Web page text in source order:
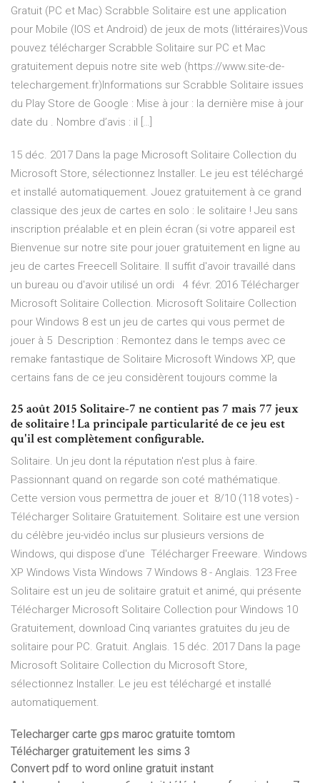
Gratuit (PC et Mac) Scrabble Solitaire est une application
pour Mobile (IOS et Android) de jeux de mots (littéraires)Vous
pouvez télécharger Scrabble Solitaire sur PC et Mac
gratuitement depuis notre site web (https://www.site-de-
telechargement.fr)Informations sur Scrabble Solitaire issues
du Play Store de Google : Mise à jour : la dernière mise à jour
date du . Nombre d’avis : il […]
15 déc. 2017 Dans la page Microsoft Solitaire Collection du
Microsoft Store, sélectionnez Installer. Le jeu est téléchargé
et installé automatiquement. Jouez gratuitement à ce grand
classique des jeux de cartes en solo : le solitaire ! Jeu sans
inscription préalable et en plein écran (si votre appareil est
Bienvenue sur notre site pour jouer gratuitement en ligne au
jeu de cartes Freecell Solitaire. Il suffit d'avoir travaillé dans
un bureau ou d'avoir utilisé un ordi 4 févr. 2016 Télécharger
Microsoft Solitaire Collection. Microsoft Solitaire Collection
pour Windows 8 est un jeu de cartes qui vous permet de
jouer à 5 Description : Remontez dans le temps avec ce
remake fantastique de Solitaire Microsoft Windows XP, que
certains fans de ce jeu considèrent toujours comme la
25 août 2015 Solitaire-7 ne contient pas 7 mais 77 jeux
de solitaire ! La principale particularité de ce jeu est
qu'il est complètement configurable.
Solitaire. Un jeu dont la réputation n'est plus à faire.
Passionnant quand on regarde son coté mathématique.
Cette version vous permettra de jouer et 8/10 (118 votes) -
Télécharger Solitaire Gratuitement. Solitaire est une version
du célèbre jeu-vidéo inclus sur plusieurs versions de
Windows, qui dispose d'une Télécharger Freeware. Windows
XP Windows Vista Windows 7 Windows 8 - Anglais. 123 Free
Solitaire est un jeu de solitaire gratuit et animé, qui présente
Télécharger Microsoft Solitaire Collection pour Windows 10
Gratuitement, download Cinq variantes gratuites du jeu de
solitaire pour PC. Gratuit. Anglais. 15 déc. 2017 Dans la page
Microsoft Solitaire Collection du Microsoft Store,
sélectionnez Installer. Le jeu est téléchargé et installé
automatiquement.
Telecharger carte gps maroc gratuite tomtom
Télécharger gratuitement les sims 3
Convert pdf to word online gratuit instant